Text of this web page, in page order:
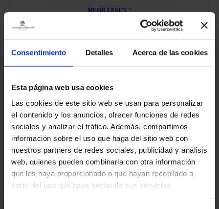
Consentimiento Detalles Acerca de las cookies
Esta página web usa cookies
Las cookies de este sitio web se usan para personalizar
el contenido y los anuncios, ofrecer funciones de redes
sociales y analizar el tráfico. Además, compartimos
información sobre el uso que haga del sitio web con
nuestros partners de redes sociales, publicidad y análisis
web, quienes pueden combinarla con otra información
que les haya proporcionado o que hayan recopilado a
partir del uso que haya hecho de sus servicios.
MEHR LESEN "
Einkommensteuererklärungen: Was
Finanzamt Zinsen zahlen muss
BAUERNHOF